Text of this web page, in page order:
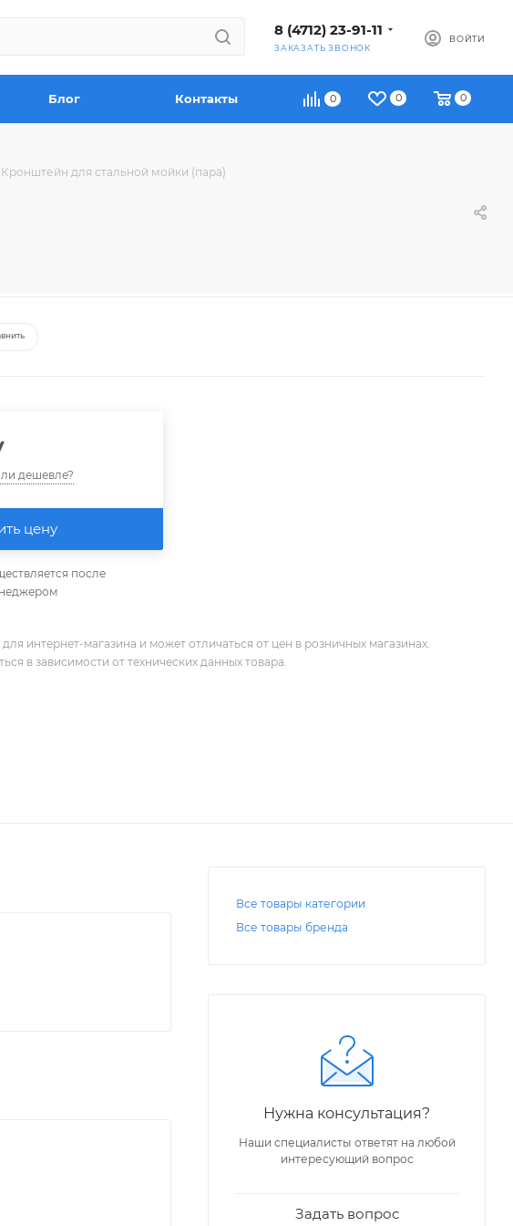
8 (4712) 23-91-11
ЗАКАЗАТЬ ЗВОНОК
ВОЙТИ
0 0 0
Блог Контакты
Кронштейн для стальной мойки (пара)
дешевле?
цену
после
интернет-магазина и может отличаться от цен в розничных магазинах.
в зависимости от технических данных товара.
Все товары категории
Все товары бренда
Нужна консультация?
Наши специалисты ответят на любой
интересующий вопрос
Задать вопрос